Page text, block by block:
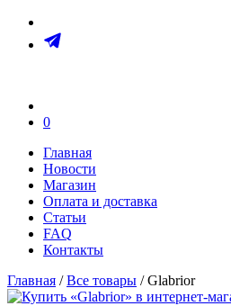
0
Главная
Новости
Магазин
Оплата и доставка
Статьи
FAQ
Контакты
Главная /Все товары / Glabrior